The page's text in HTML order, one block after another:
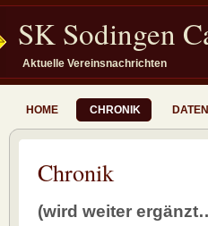
SK Sodingen
Aktuelle Vereinsnachrichten
HOME CHRONIK
Chronik
(wird weiter